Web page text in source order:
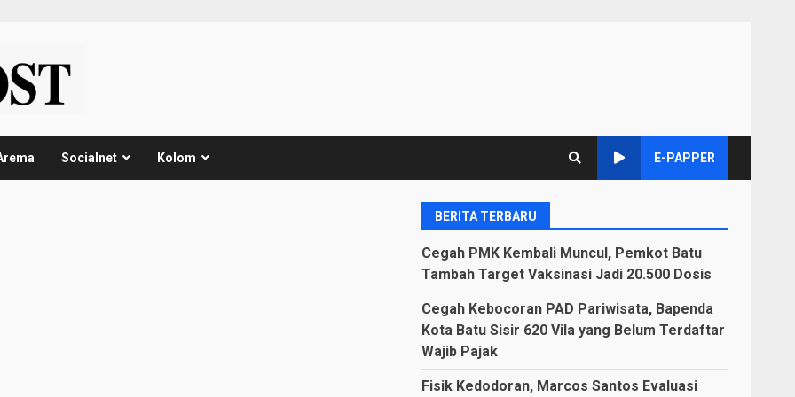
Socialnet Kolom E-PAPPER
BERITA TERBARU
Cegah PMK Kembali Muncul, Pemkot Batu
Tambah Target Vaksinasi Jadi 20.500 Dosis
Cegah Kebocoran PAD Pariwisata, Bapenda
Kota Batu Sisir 620 Vila yang Belum Terdaftar
Wajib Pajak
Fisik Kedodoran, Marcos Santos Evaluasi